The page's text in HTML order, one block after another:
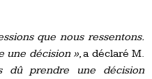
que nous ressentons.
une décision », a déclaré M.
dû prendre une décision